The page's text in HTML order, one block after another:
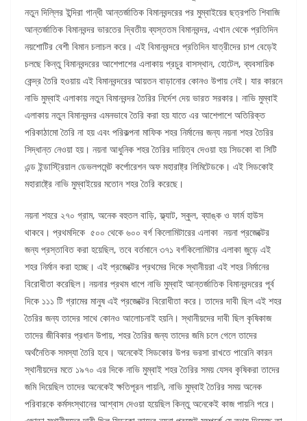
নতুন দিল্লির ইন্দিরা গান্ধী আন্তর্জাতিক বিমানবন্দরের পর মুম্বাইয়ের ছত্রপতি শিবাজি
আন্তর্জাতিক বিমানবন্দর ভারতের দ্বিতীয় ব্যস্ততম বিমানবন্দর, এখান থেকে প্রতিদিন
নয়শোটির বেশী বিমান চলাচল করে। এই বিমানবন্দরে প্রতিদিন যাত্রীদের চাপ বেড়েই
চলছে কিন্তু বিমানবন্দরের আশেপাশের এলাকায় প্রচুর বাসস্থান, হোটেল, ব্যবসায়িক
কেন্দ্র তৈরি হওয়ায় এই বিমানবন্দরের আয়তন বাড়ানোর কোনও উপায় নেই। যার কারনে
নাভি মুম্বাই এলাকায় নতুন বিমানবন্দর তৈরির নির্দেশ দেয় ভারত সরকার। নাভি মুম্বাই
এলাকায় নতুন বিমানবন্দর এমনভাবে তৈরি করা হয় যাতে এর আশেপাশে অতিরিক্ত
পরিকাঠামো তৈরি না হয় এবং পরিকল্পনা মাফিক শহর নির্মানের জন্য নয়না শহর তৈরির
সিদ্ধান্ত নেওয়া হয়। নয়না আধুনিক শহর তৈরির দায়িত্ব দেওয়া হয় সিডকো বা সিটি
এন্ড ইন্ডাস্ট্রিয়াল ডেভলপমেন্ট কর্পোরেশন অফ মহারাষ্ট্র লিমিটেডকে। এই সিডকোই
মহারাষ্ট্রে নাভি মুম্বাইয়ের মতোন শহর তৈরি করেছে।
নয়না শহরে ২৭০ গ্রাম, অনেক বহুতল বাড়ি, ফ্ল্যাট, স্কুল, ব্যাঙ্ক ও ফার্ম হাউস
থাকবে। প্রথমদিকে ৫০০ থেকে ৬০০ বর্গ কিলোমিটারের এলাকা নয়না প্রজেক্টের
জন্য প্রস্তাবিত করা হয়েছিল, তবে বর্তমানে ৩৭১ বর্গকিলোমিটার এলাকা জুড়ে এই
শহর নির্মান করা হচ্ছে। এই প্রজেক্টের প্রথমের দিকে স্থানীয়রা এই শহর নির্মানের
বিরোধীতা করেছিল। নয়নার প্রথম ধাপে নাভি মুম্বাই আন্তর্জাতিক বিমানবন্দরের পূর্ব
দিকে ১১১ টি গ্রামের মানুষ এই প্রজেক্টের বিরোধীতা করে। তাদের দাবী ছিল এই শহর
তৈরির জন্য তাদের সাথে কোনও আলোচনাই হয়নি। স্থানীয়দের দাবী ছিল কৃষিকাজ
তাদের জীবিকার প্রধান উপায়, শহর তৈরির জন্য তাদের জমি চলে গেলে তাদের
অর্থনৈতিক সমস্যা তৈরি হবে। অনেকেই সিডকোর উপর ভরসা রাখতে পারেনি কারন
স্থানীয়দের মতে ১৯৭০ এর দিকে নাভি মুম্বাই শহর তৈরির সময় যেসব কৃষিকরা তাদের
জমি দিয়েছিল তাদের অনেকেই ক্ষতিপূরন পায়নি, নাভি মুম্বাই তৈরির সময় অনেক
পরিবারকে কর্মসংস্থানের আশ্বাস দেওয়া হয়েছিল কিন্তু অনেকেই কাজ পায়নি পরে।